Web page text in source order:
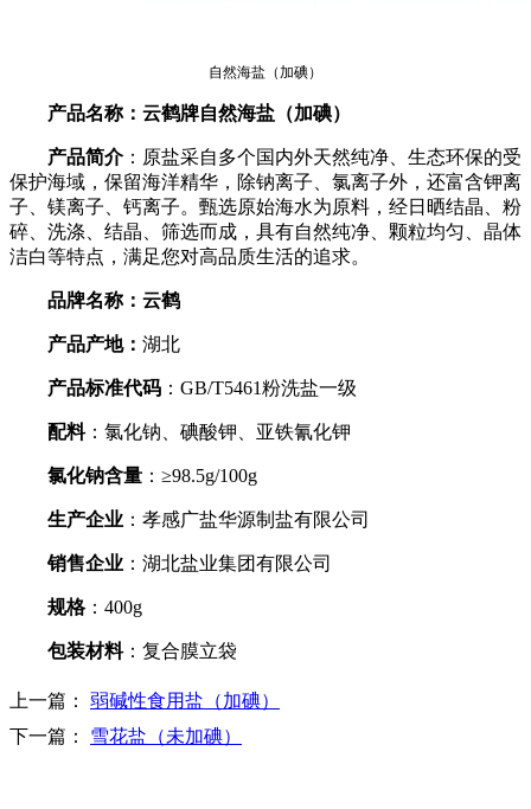
自然海盐（加碘）
产品名称：云鹤牌自然海盐（加碘）
产品简介：原盐采自多个国内外天然纯净、生态环保的受
保护海域，保留海洋精华，除钠离子、氯离子外，还富含钾离
子、镁离子、钙离子。甄选原始海水为原料，经日晒结晶、粉
碎、洗涤、结晶、筛选而成，具有自然纯净、颗粒均匀、晶体
洁白等特点，满足您对高品质生活的追求。
品牌名称：云鹤
产品产地： 湖北
产品标准代码 ： GB/T5461粉洗盐一级
配料：氯化钠、碘酸钾、亚铁氰化钾
氯化钠含量 ： ≥98.5g/100g
生产企业 ：孝感广盐华源制盐有限公司
销售企业 ：湖北盐业集团有限公司
规格： 400g
包装材料：复合膜立袋
上一篇： 弱碱性食用盐（加碘）
下一篇： 雪花盐（未加碘）